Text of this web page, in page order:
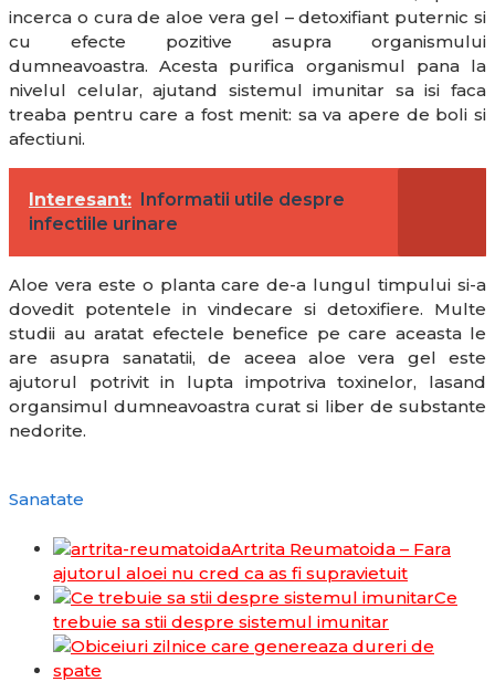
incerca o cura de aloe vera gel – detoxifiant puternic si
cu efecte pozitive asupra organismului
dumneavoastra. Acesta purifica organismul pana la
nivelul celular, ajutand sistemul imunitar sa isi faca
treaba pentru care a fost menit: sa va apere de boli si
afectiuni.
Interesant:
Informatii utile despre
infectiile urinare
Aloe vera este o planta care de-a lungul timpului si-a
dovedit potentele in vindecare si detoxifiere. Multe
studii au aratat efectele benefice pe care aceasta le
are asupra sanatatii, de aceea aloe vera gel este
ajutorul potrivit in lupta impotriva toxinelor, lasand
organsimul dumneavoastra curat si liber de substante
nedorite.
Sanatate
Artrita Reumatoida – Fara
ajutorul aloei nu cred ca as fi supravietuit
Ce
trebuie sa stii despre sistemul imunitar